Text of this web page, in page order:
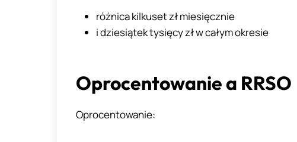
różnica kilkuset zł miesięcznie
i dziesiątek tysięcy zł w całym okresie
Oprocentowanie a RRSO
Oprocentowanie: